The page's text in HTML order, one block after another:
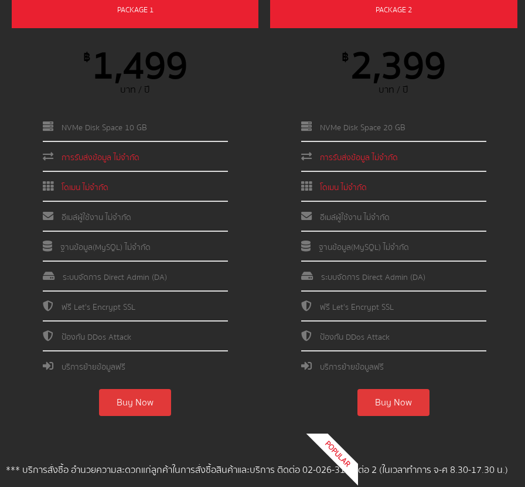
PACKAGE 1
฿ 1,499
บาท / ปี
NVMe Disk Space 10 GB
การรับส่งข้อมูล ไม่จำกัด
โดเมน ไม่จำกัด
อีเมล์ผู้ใช้งาน ไม่จำกัด
ฐานข้อมูล(MySQL) ไม่จำกัด
ระบบจัดการ Direct Admin (DA)
ฟรี Let's Encrypt SSL
ป้องกัน DDos Attack
บริการย้ายข้อมูลฟรี
Buy Now
PACKAGE 2
฿ 2,399
บาท / ปี
NVMe Disk Space 20 GB
การรับส่งข้อมูล ไม่จำกัด
โดเมน ไม่จำกัด
อีเมล์ผู้ใช้งาน ไม่จำกัด
ฐานข้อมูล(MySQL) ไม่จำกัด
ระบบจัดการ Direct Admin (DA)
ฟรี Let's Encrypt SSL
ป้องกัน DDos Attack
บริการย้ายข้อมูลฟรี
Buy Now
POPULAR
*** บริการสั่งซื้อ อำนวยความสะดวกแก่ลูกค้าในการสั่งซื้อสินค้าและบริการ ติดต่อ 02-026-3124 ต่อ 2 (ในเวลาทำการ จ-ศ 8.30-17.30 น.)